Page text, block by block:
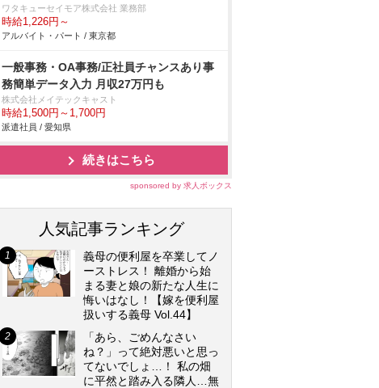
ワタキューセイモア株式会社 業務部
時給1,226円～
アルバイト・パート / 東京都
一般事務・OA事務/正社員チャンスあり事
務簡単データ入力 月収27万円も
株式会社メイテックキャスト
時給1,500円～1,700円
派遣社員 / 愛知県
続きはこちら
sponsored by 求人ボックス
人気記事ランキング
義母の便利屋を卒業してノ
ーストレス！ 離婚から始
まる妻と娘の新たな人生に
悔いはなし！【嫁を便利屋
扱いする義母 Vol.44】
「あら、ごめんなさい
ね？」って絶対悪いと思っ
てないでしょ…！ 私の畑
に平然と踏み入る隣人…無